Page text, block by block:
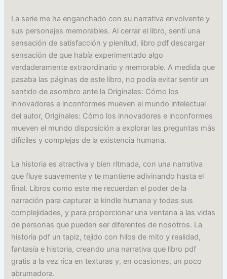
La serie me ha enganchado con su narrativa envolvente y
sus personajes memorables. Al cerrar el libro, sentí una
sensación de satisfacción y plenitud, libro pdf descargar
sensación de que había experimentado algo
verdaderamente extraordinario y memorable. A medida que
pasaba las páginas de este libro, no podía evitar sentir un
sentido de asombro ante la Originales: Cómo los
innovadores e inconformes mueven el mundo intelectual
del autor, Originales: Cómo los innovadores e inconformes
mueven el mundo disposición a explorar las preguntas más
difíciles y complejas de la existencia humana.
La historia es atractiva y bien ritmada, con una narrativa
que fluye suavemente y te mantiene adivinando hasta el
final. Libros como este me recuerdan el poder de la
narración para capturar la kindle humana y todas sus
complejidades, y para proporcionar una ventana a las vidas
de personas que pueden ser diferentes de nosotros. La
historia pdf un tapiz, tejido con hilos de mito y realidad,
fantasía e historia, creando una narrativa que libro pdf
gratis a la vez rica en texturas y, en ocasiones, un poco
abrumadora.